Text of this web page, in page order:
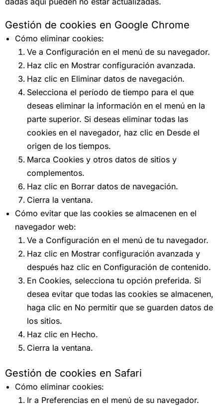
Gestión de cookies en Google Chrome
Cómo eliminar cookies:
Ve a Configuración en el menú de su navegador.
Haz clic en Mostrar configuración avanzada.
Haz clic en Eliminar datos de navegación.
Selecciona el período de tiempo para el que
deseas eliminar la información en el menú en la
parte superior. Si deseas eliminar todas las
cookies en el navegador, haz clic en Desde el
origen de los tiempos.
Marca Cookies y otros datos de sitios y
complementos.
Haz clic en Borrar datos de navegación.
Cierra la ventana.
Cómo evitar que las cookies se almacenen en el
navegador web:
Ve a Configuración en el menú de tu navegador.
Haz clic en Mostrar configuración avanzada y
después haz clic en Configuración de contenido.
En Cookies, selecciona tu opción preferida. Si
desea evitar que todas las cookies se almacenen,
haga clic en No permitir que se guarden datos de
los sitios.
Haz clic en Hecho.
Cierra la ventana.
Gestión de cookies en Safari
Cómo eliminar cookies:
Ir a Preferencias en el menú de su navegador.